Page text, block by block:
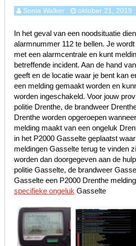
Sonia Walker oktober 21, 2019
In het geval van een noodsituatie
alarmnummer 112 te bellen. Je
met een alarmcentrale en kunt
betreffende incident. Aan de hand
geeft en de locatie waar je bent kan
een melding gemaakt worden en
worden ingeschakeld. Voor jouw
politie Drenthe, de brandweer
Drenthe worden opgeroepen
melding maakt van een ongeluk
in het P2000 Gasselte geplaatst
meldingen Gasselte terug te vinden
worden dan doorgegeven aan de
politie Gasselte, de brandweer
Gasselte een P2000 Drenthe
specifieke ongelukGasselte